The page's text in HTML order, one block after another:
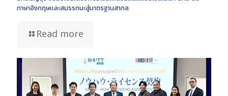
ภาษาอังกฤษและสมรรถนะสู่มาตรฐานสากล
Read more